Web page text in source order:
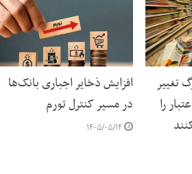
تغییر
را
افزایش ذخایر اجباری بانک‌ها
در مسیر کنترل تورم
۱۴۰۵/۰۵/۱۴